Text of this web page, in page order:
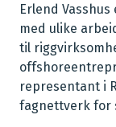
Erlend
med ulike
til
representant i
fagnettverk for